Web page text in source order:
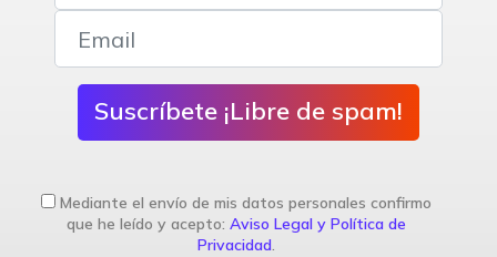
Suscríbete ¡Libre de spam!
Mediante el envío de mis datos personales confirmo
que he leído y acepto: Aviso Legal y Política de
Privacidad.